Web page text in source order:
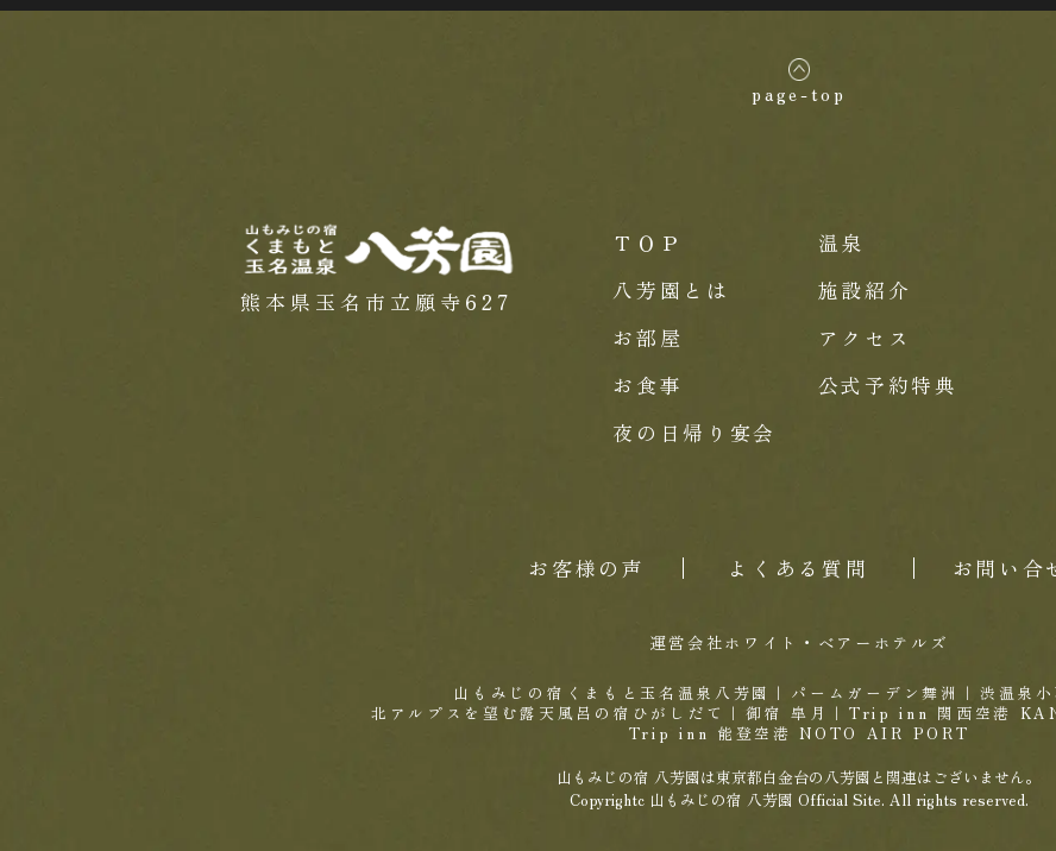
page-top
熊本県玉名市立願寺627
ＴＯＰ
八芳園とは
お部屋
お食事
夜の日帰り宴会
温泉
施設紹介
アクセス
公式予約特典
お客様の声 よくある質問 お問い合
運営会社ホワイト・ベアーホテルズ
山もみじの宿くまもと玉名温泉八芳園 ｜ パームガーデン舞洲 ｜ 渋温泉
北アルプスを望む露天風呂の宿ひがしだて ｜ 御宿 皐月 ｜ Trip inn 関西空港
Trip inn 能登空港 NOTO AIR PORT
山もみじの宿 八芳園は東京都白金台の八芳園と関連はございません。
Copyrightc 山もみじの宿 八芳園 Official Site. All rights reserved.